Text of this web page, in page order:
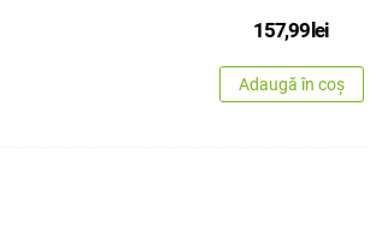
157,99lei
Adaugă în coș